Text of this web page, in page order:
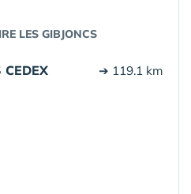
LES GIBJONCS
➔ 119.1 km